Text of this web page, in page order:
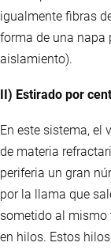
igualmente fibras
forma de una
aislamiento).
II) Estirado por
En este sistema, el
de materia
periferia un gran
por la llama que
sometido al mismo
en hilos. Estos